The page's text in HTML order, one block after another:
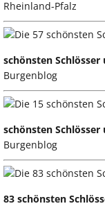
Rheinland-Pfalz
schönsten
Burgenblog
schönsten
Burgenblog
83 schönsten